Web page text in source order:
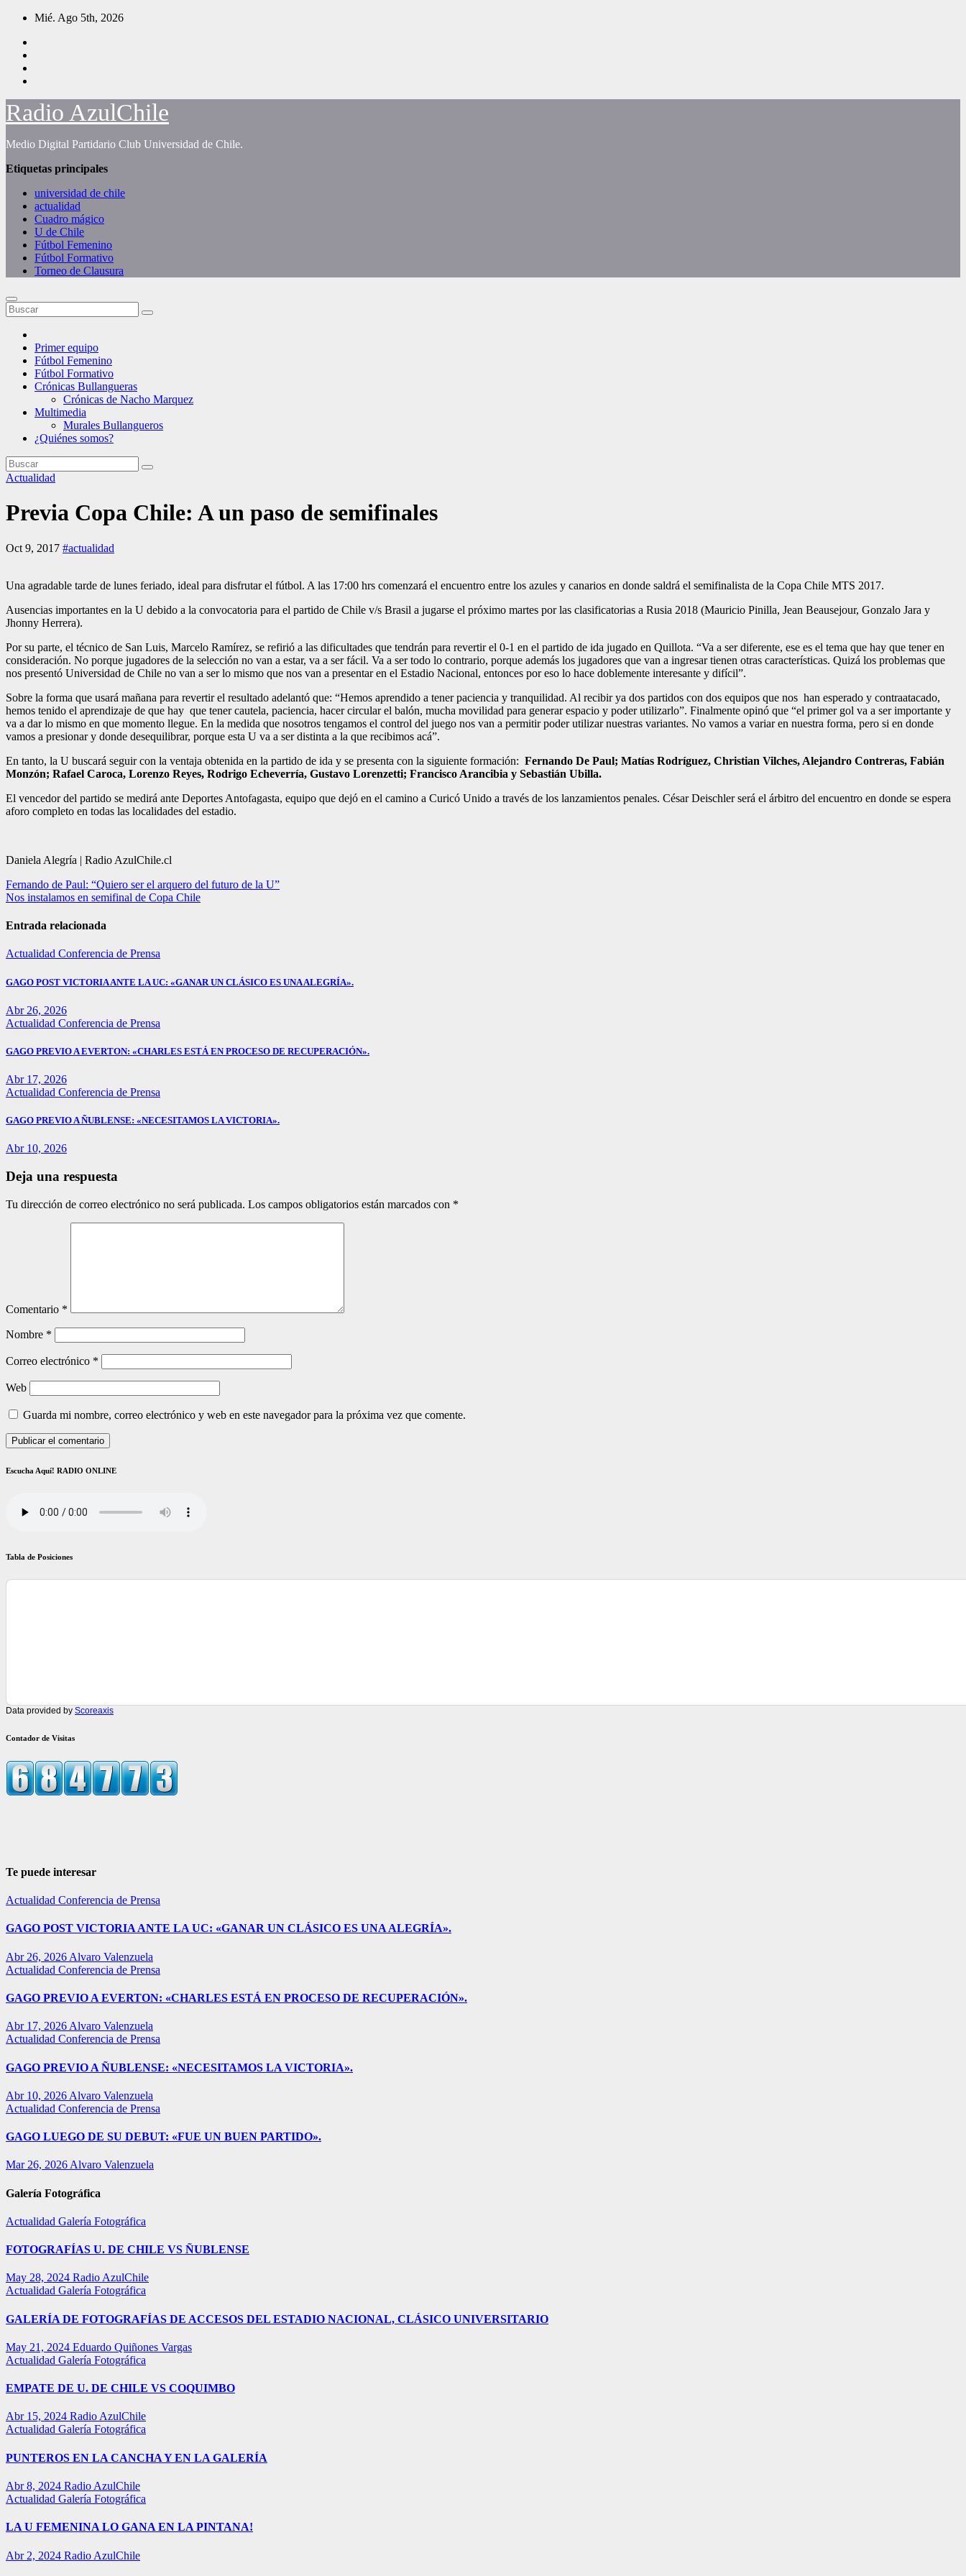
Saltar
contenido
Mié. Ago 5th, 2026
Radio AzulChile
Medio Digital Partidario Club Universidad de Chile.
Etiquetas principales
universidad de chile
actualidad
Cuadro mágico
U de Chile
Fútbol Femenino
Fútbol Formativo
Torneo de Clausura
Primer equipo
Fútbol Femenino
Fútbol Formativo
Crónicas Bullangueras
Crónicas de Nacho Marquez
Multimedia
Murales Bullangueros
¿Quiénes somos?
Actualidad
Previa Copa Chile: A un paso de semifinales
Oct 9, 2017 #actualidad
Una agradable tarde de lunes feriado, ideal para disfrutar el fútbol. A las 17:00 hrs comenzará el encuentro entre los azules y canarios en donde saldrá el semifinalista de la Copa Chile MTS 2017.
Ausencias importantes en la U debido a la convocatoria para el partido de Chile v/s Brasil a jugarse el próximo martes por las clasificatorias a Rusia 2018 (Mauricio Pinilla, Jean Beausejour, Gonzalo Jara y
Jhonny Herrera).
Por su parte, el técnico de San Luis, Marcelo Ramírez, se refirió a las dificultades que tendrán para revertir el 0-1 en el partido de ida jugado en Quillota. “Va a ser diferente, ese es el tema que hay que tener en
consideración. No porque jugadores de la selección no van a estar, va a ser fácil. Va a ser todo lo contrario, porque además los jugadores que van a ingresar tienen otras características. Quizá los problemas que
nos presentó Universidad de Chile no van a ser lo mismo que nos van a presentar en el Estadio Nacional, entonces por eso lo hace doblemente interesante y difícil”.
Sobre la forma que usará mañana para revertir el resultado adelantó que: “Hemos aprendido a tener paciencia y tranquilidad. Al recibir ya dos partidos con dos equipos que nos han esperado y contraatacado,
hemos tenido el aprendizaje de que hay que tener cautela, paciencia, hacer circular el balón, mucha movilidad para generar espacio y poder utilizarlo”. Finalmente opinó que “el primer gol va a ser importante y
va a dar lo mismo en que momento llegue. En la medida que nosotros tengamos el control del juego nos van a permitir poder utilizar nuestras variantes. No vamos a variar en nuestra forma, pero si en donde
vamos a presionar y donde desequilibrar, porque esta U va a ser distinta a la que recibimos acá”.
En tanto, la U buscará seguir con la ventaja obtenida en la partido de ida y se presenta con la siguiente formación: Fernando De Paul; Matías Rodríguez, Christian Vilches, Alejandro Contreras, Fabián
Monzón; Rafael Caroca, Lorenzo Reyes, Rodrigo Echeverría, Gustavo Lorenzetti; Francisco Arancibia y Sebastián Ubilla.
El vencedor del partido se medirá ante Deportes Antofagasta, equipo que dejó en el camino a Curicó Unido a través de los lanzamientos penales. César Deischler será el árbitro del encuentro en donde se espera
aforo completo en todas las localidades del estadio.
Daniela Alegría | Radio AzulChile.cl
Navegación
de
entradas
Fernando de Paul: “Quiero ser el arquero del futuro de la U”
Nos instalamos en semifinal de Copa Chile
Entrada relacionada
Actualidad Conferencia de Prensa
GAGO POST VICTORIA ANTE LA UC: «GANAR UN CLÁSICO ES UNA ALEGRÍA».
Abr 26, 2026
Actualidad Conferencia de Prensa
GAGO PREVIO A EVERTON: «CHARLES ESTÁ EN PROCESO DE RECUPERACIÓN».
Abr 17, 2026
Actualidad Conferencia de Prensa
GAGO PREVIO A ÑUBLENSE: «NECESITAMOS LA VICTORIA».
Abr 10, 2026
Deja una respuesta
Tu dirección de correo electrónico no será publicada. Los campos obligatorios están marcados con *
Comentario *
Nombre *
Correo electrónico *
Web
Guarda mi nombre, correo electrónico y web en este navegador para la próxima vez que comente.
Escucha Aquí! RADIO ONLINE
Tabla de Posiciones
Data provided by Scoreaxis
Contador de Visitas
Te puede interesar
Actualidad Conferencia de Prensa
GAGO POST VICTORIA ANTE LA UC: «GANAR UN CLÁSICO ES UNA ALEGRÍA».
Abr 26, 2026 Alvaro Valenzuela
Actualidad Conferencia de Prensa
GAGO PREVIO A EVERTON: «CHARLES ESTÁ EN PROCESO DE RECUPERACIÓN».
Abr 17, 2026 Alvaro Valenzuela
Actualidad Conferencia de Prensa
GAGO PREVIO A ÑUBLENSE: «NECESITAMOS LA VICTORIA».
Abr 10, 2026 Alvaro Valenzuela
Actualidad Conferencia de Prensa
GAGO LUEGO DE SU DEBUT: «FUE UN BUEN PARTIDO».
Mar 26, 2026 Alvaro Valenzuela
Galería Fotográfica
Actualidad Galería Fotográfica
FOTOGRAFÍAS U. DE CHILE VS ÑUBLENSE
May 28, 2024 Radio AzulChile
Actualidad Galería Fotográfica
GALERÍA DE FOTOGRAFÍAS DE ACCESOS DEL ESTADIO NACIONAL, CLÁSICO UNIVERSITARIO
May 21, 2024 Eduardo Quiñones Vargas
Actualidad Galería Fotográfica
EMPATE DE U. DE CHILE VS COQUIMBO
Abr 15, 2024 Radio AzulChile
Actualidad Galería Fotográfica
PUNTEROS EN LA CANCHA Y EN LA GALERÍA
Abr 8, 2024 Radio AzulChile
Actualidad Galería Fotográfica
LA U FEMENINA LO GANA EN LA PINTANA!
Abr 2, 2024 Radio AzulChile